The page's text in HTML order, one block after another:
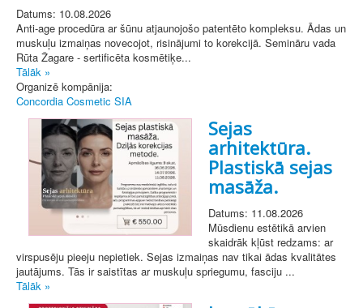
Datums: 10.08.2026
Anti-age procedūra ar šūnu atjaunojošo patentēto kompleksu. Ādas un
muskuļu izmaiņas novecojot, risinājumi to korekcijā. Semināru vada
Rūta Žagare - sertificēta kosmētiķe...
Tālāk »
Organizē kompānija:
Concordia Cosmetic SIA
Sejas
arhitektūra.
Plastiskā sejas
masāža.
Datums: 11.08.2026
Mūsdienu estētikā arvien
skaidrāk kļūst redzams: ar
virspusēju pieeju nepietiek. Sejas izmaiņas nav tikai ādas kvalitātes
jautājums. Tās ir saistītas ar muskuļu spriegumu, fasciju ...
Tālāk »